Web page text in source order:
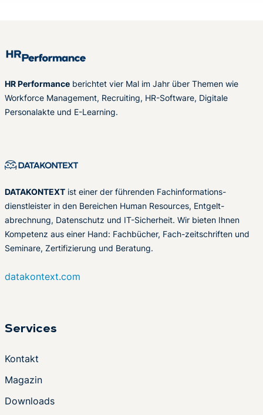
HR Performance berichtet vier Mal im Jahr über Themen wie
Workforce Management, Recruiting, HR-Software, Digitale
Personalakte und E-Learning.
DATAKONTEXT ist einer der führenden Fachinformations-
dienstleister in den Bereichen Human Resources, Entgelt-
abrechnung, Datenschutz und IT-Sicherheit. Wir bieten Ihnen
Kompetenz aus einer Hand: Fachbücher, Fach-zeitschriften und
Seminare, Zertifizierung und Beratung.
datakontext.com
Services
Kontakt
Magazin
Downloads